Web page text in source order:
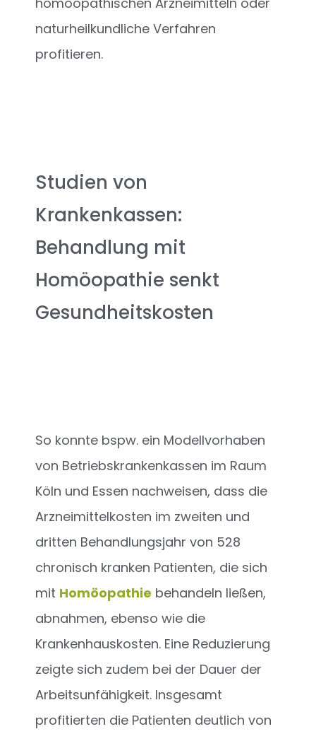
naturheilkundliche Verfahren
profitieren.
Studien von
Krankenkassen:
Behandlung mit
Homöopathie senkt
Gesundheitskosten
So konnte bspw. ein Modellvorhaben
von Betriebskrankenkassen im Raum
Köln und Essen nachweisen, dass die
Arzneimittelkosten im zweiten und
dritten Behandlungsjahr von 528
chronisch kranken Patienten, die sich
mit Homöopathie behandeln ließen,
abnahmen, ebenso wie die
Krankenhauskosten. Eine Reduzierung
zeigte sich zudem bei der Dauer der
Arbeitsunfähigkeit. Insgesamt
profitierten die Patienten deutlich von